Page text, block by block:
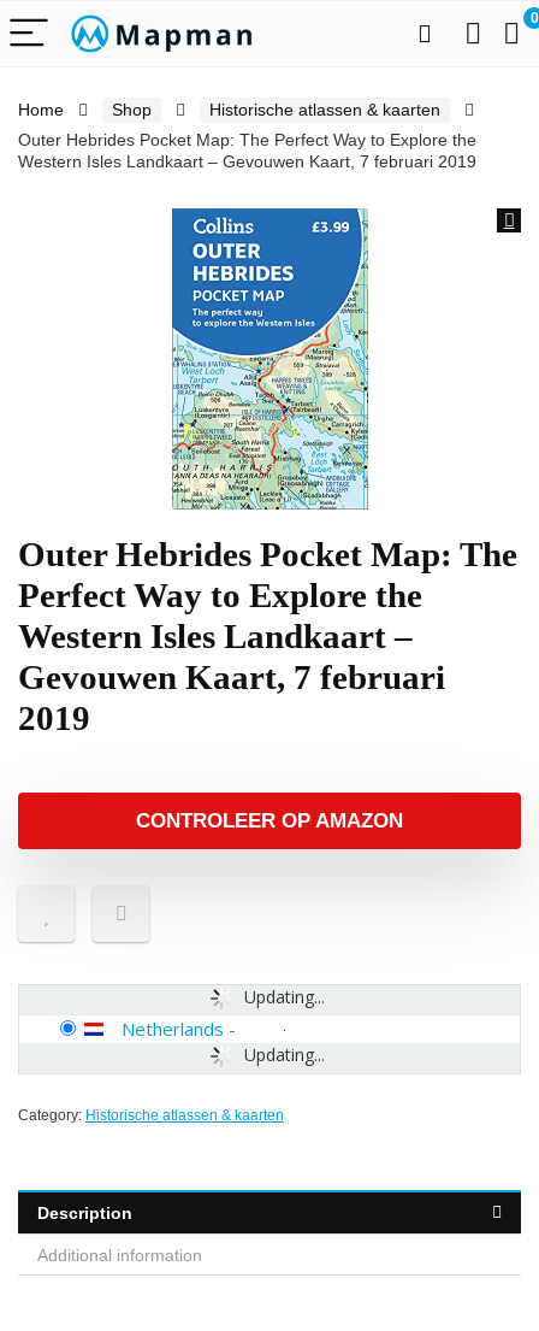
0
Home Shop
Historische atlassen & kaarten
Outer Hebrides Pocket Map: The Perfect Way to Explore the
Western Isles Landkaart – Gevouwen Kaart, 7 februari 2019
Outer Hebrides Pocket Map: The
Perfect Way to Explore the
Western Isles Landkaart –
Gevouwen Kaart, 7 februari
2019
CONTROLEER OP AMAZON
Updating...
Updating...
Netherlands -
Category: Historische atlassen & kaarten
Description
Additional information